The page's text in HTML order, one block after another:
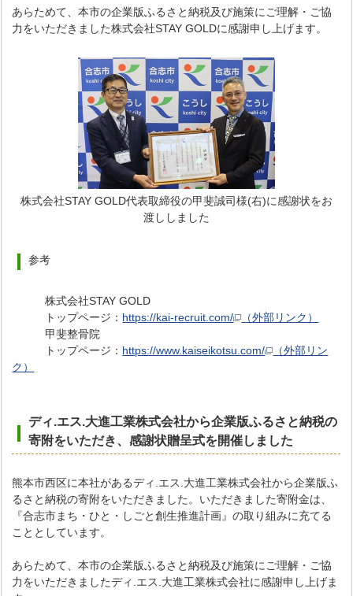
あらためて、本市の企業版ふるさと納税及び施策にご理解・ご協
力をいただきました株式会社STAY GOLDに感謝申し上げます。
株式会社STAY GOLD代表取締役の甲斐誠司様(右)に感謝状をお
渡ししました
参考
株式会社STAY GOLD
トップページ： https://kai-recruit.com/
（外部リンク）
甲斐整骨院
トップページ： https://www.kaiseikotsu.com/
（外部リン
ク）
ディ.エス.大進工業株式会社から企業版ふるさと納税の
寄附をいただき、感謝状贈呈式を開催しました
熊本市西区に本社があるディ.エス.大進工業株式会社から企業版ふ
るさと納税の寄附をいただきました。いただきました寄附金は、
『合志市まち・ひと・しごと創生推進計画』の取り組みに充てる
こととしています。
あらためて、本市の企業版ふるさと納税及び施策にご理解・ご協
力をいただきましたディ.エス.大進工業株式会社に感謝申し上げま